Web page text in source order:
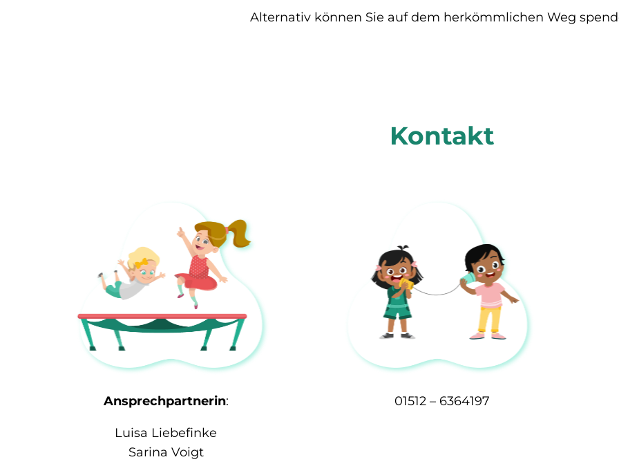
Alternativ können Sie auf dem herkömmlichen Weg
Kontakt
Ansprechpartnerin:
Luisa Liebefinke
Sarina Voigt
01512 – 6364197